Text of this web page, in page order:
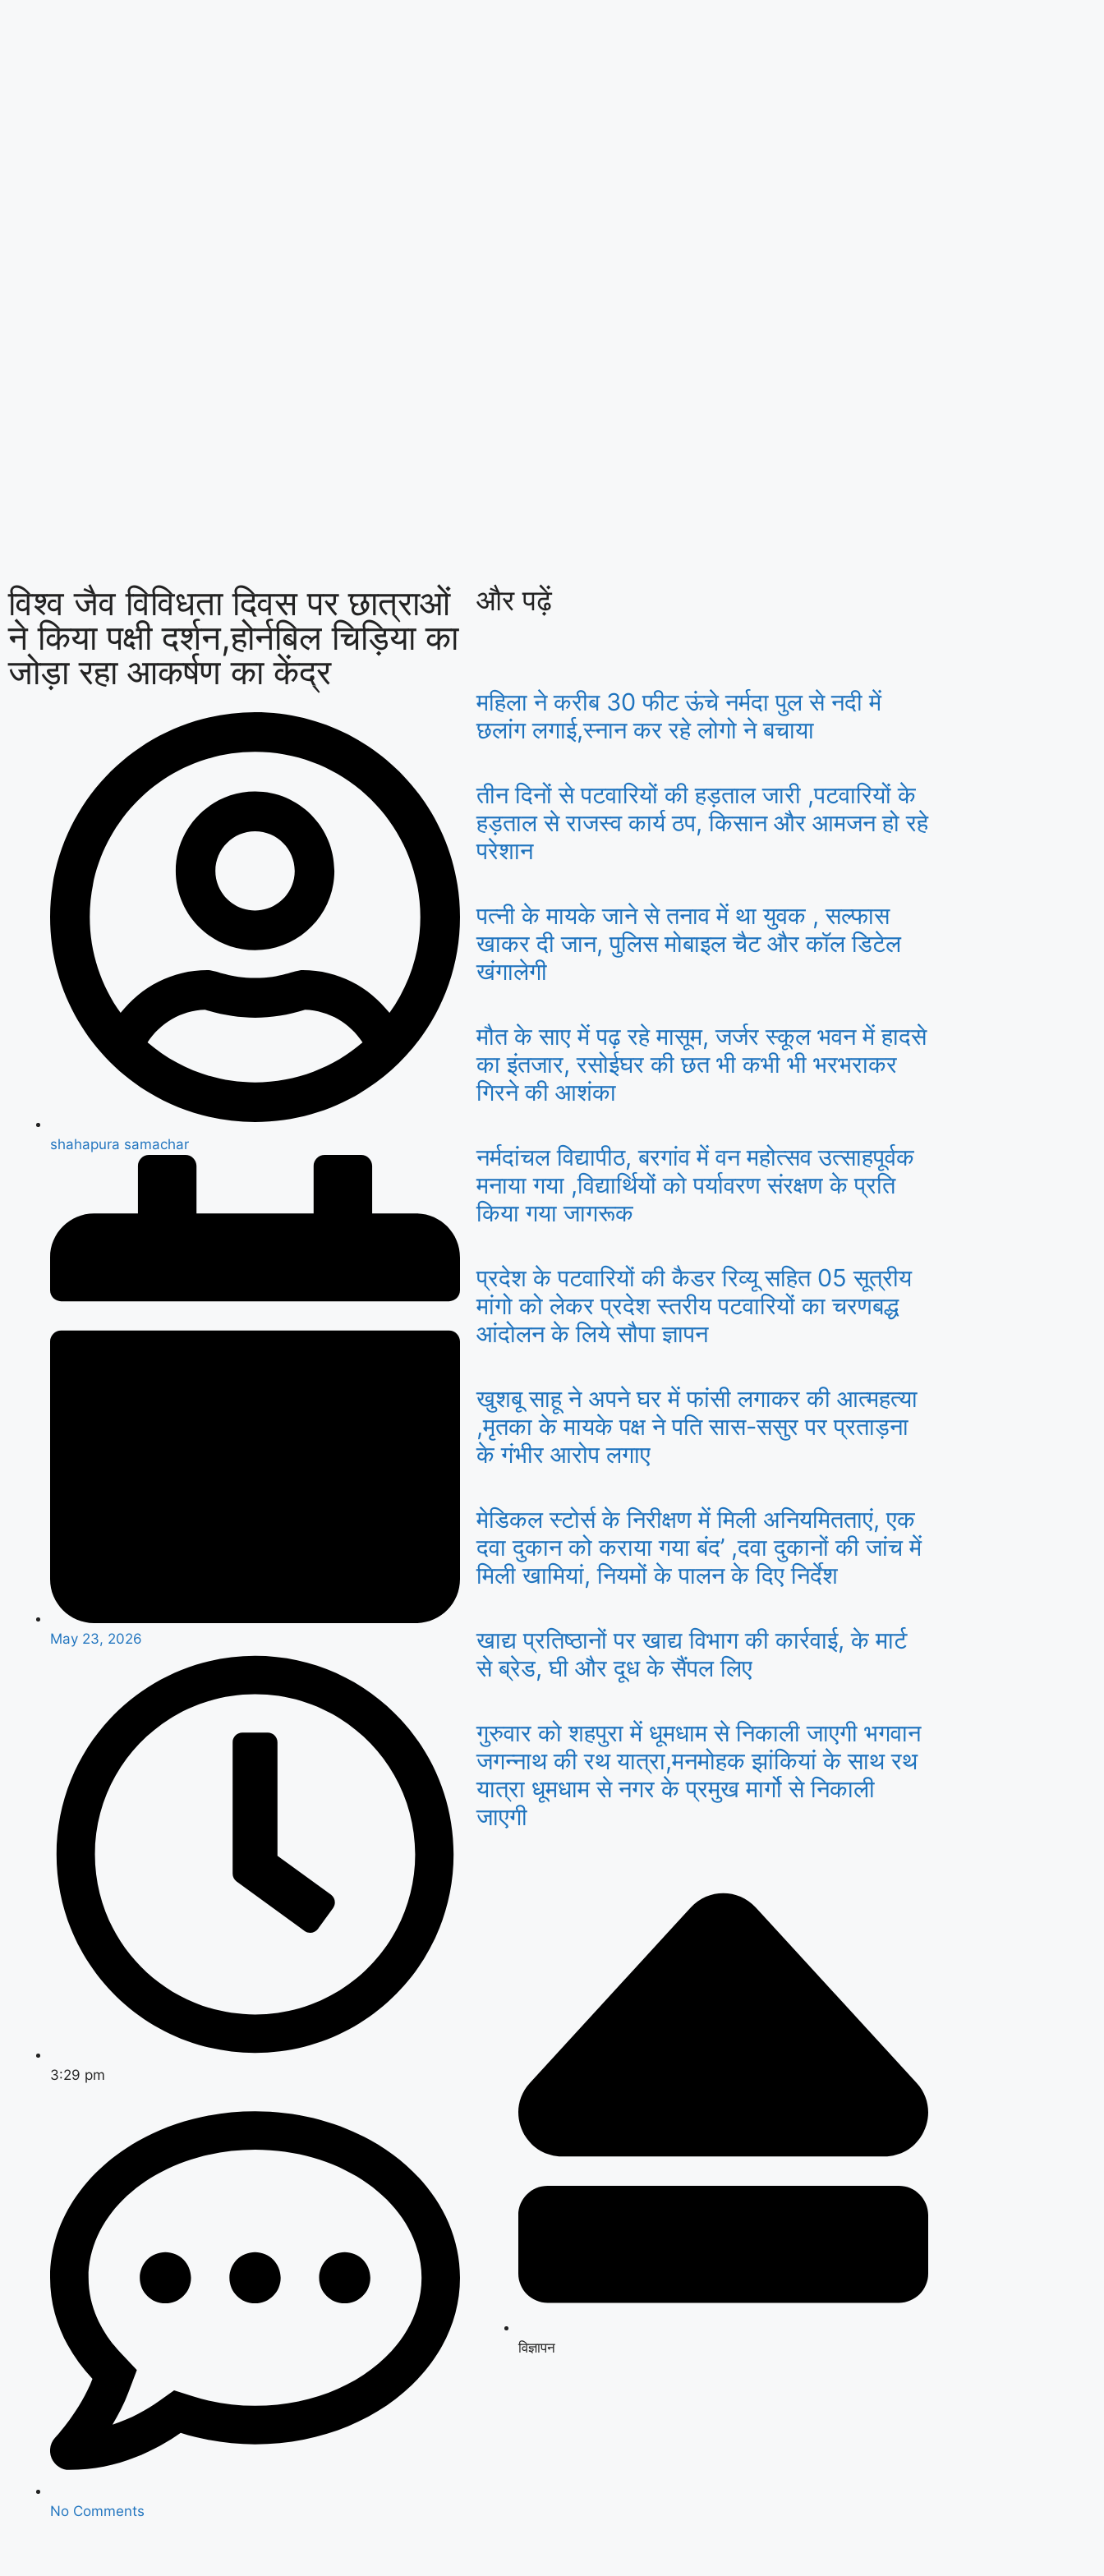
विश्व जैव विविधता दिवस पर छात्राओं
ने किया पक्षी दर्शन,होर्नबिल चिड़िया का
जोड़ा रहा आकर्षण का केंद्र
shahapura samachar
May 23, 2026
3:29 pm
No Comments
और पढ़ें
महिला ने करीब 30 फीट ऊंचे नर्मदा पुल से नदी में
छलांग लगाई,स्नान कर रहे लोगो ने बचाया
तीन दिनों से पटवारियों की हड़ताल जारी ,पटवारियों के
हड़ताल से राजस्व कार्य ठप, किसान और आमजन हो रहे
परेशान
पत्नी के मायके जाने से तनाव में था युवक , सल्फास
खाकर दी जान, पुलिस मोबाइल चैट और कॉल डिटेल
खंगालेगी
मौत के साए में पढ़ रहे मासूम, जर्जर स्कूल भवन में हादसे
का इंतजार, रसोईघर की छत भी कभी भी भरभराकर
गिरने की आशंका
नर्मदांचल विद्यापीठ, बरगांव में वन महोत्सव उत्साहपूर्वक
मनाया गया ,विद्यार्थियों को पर्यावरण संरक्षण के प्रति
किया गया जागरूक
प्रदेश के पटवारियों की कैडर रिव्यू सहित 05 सूत्रीय
मांगो को लेकर प्रदेश स्तरीय पटवारियों का चरणबद्ध
आंदोलन के लिये सौपा ज्ञापन
खुशबू साहू ने अपने घर में फांसी लगाकर की आत्महत्या
,मृतका के मायके पक्ष ने पति सास-ससुर पर प्रताड़ना
के गंभीर आरोप लगाए
मेडिकल स्टोर्स के निरीक्षण में मिली अनियमितताएं, एक
दवा दुकान को कराया गया बंद’ ,दवा दुकानों की जांच में
मिली खामियां, नियमों के पालन के दिए निर्देश
खाद्य प्रतिष्ठानों पर खाद्य विभाग की कार्रवाई, के मार्ट
से ब्रेड, घी और दूध के सैंपल लिए
गुरुवार को शहपुरा में धूमधाम से निकाली जाएगी भगवान
जगन्नाथ की रथ यात्रा,मनमोहक झांकियां के साथ रथ
यात्रा धूमधाम से नगर के प्रमुख मार्गो से निकाली
जाएगी
विज्ञापन